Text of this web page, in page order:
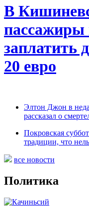
В
заплатить
20 евро
Элтон Джон в
рассказал о
Покровская
традиции, что
все новости
Политика